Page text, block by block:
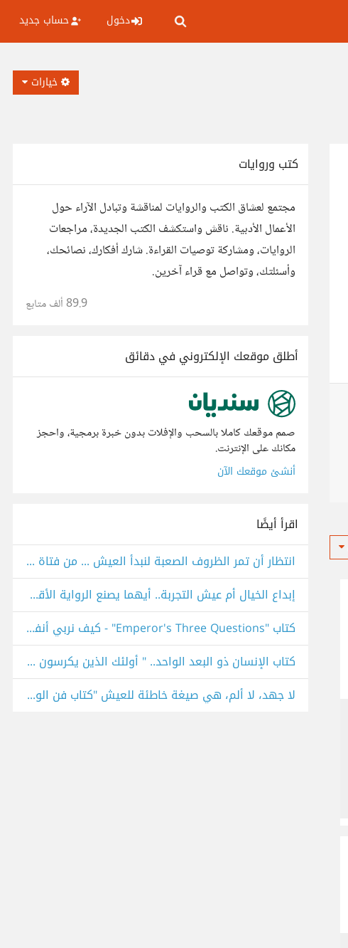
دخول حساب جديد
خيارات
كتب وروايات
مجتمع لعشاق الكتب والروايات لمناقشة وتبادل الآراء حول
الأعمال الأدبية. ناقش واستكشف الكتب الجديدة، مراجعات
الروايات، ومشاركة توصيات القراءة. شارك أفكارك، نصائحك،
وأسئلتك، وتواصل مع قراء آخرين.
89.9 ألف متابع
أطلق موقعك الإلكتروني في دقائق
صمم موقعك كاملا بالسحب والإفلات بدون خبرة برمجية، واحجز
مكانك على الإنترنت.
أنشئ موقعك الآن
اقرأ أيضًا
انتظار أن تمر الظروف الصعبة لنبدأ العيش ... من فتاة عادية لأرثر ميللر
إبداع الخيال أم عيش التجربة.. أيهما يصنع الرواية الأقوى؟
كتاب "Emperor's Three Questions" - كيف نربي أنفسنا على العيش في الحاضر؟
كتاب الإنسان ذو البعد الواحد.. " أولئك الذين يكرسون حياتهم لكسب لقمة العيش غير قادرين على عيش حياة إنسانية.."!
لا جهد، لا ألم، هي صيغة خاطئة للعيش "كتاب فن الوجود"